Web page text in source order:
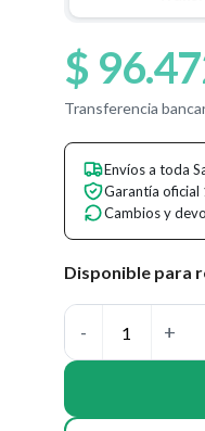
$
Transferencia
Envíos a toda
Garantía oficial
Cambios y
Disponible para